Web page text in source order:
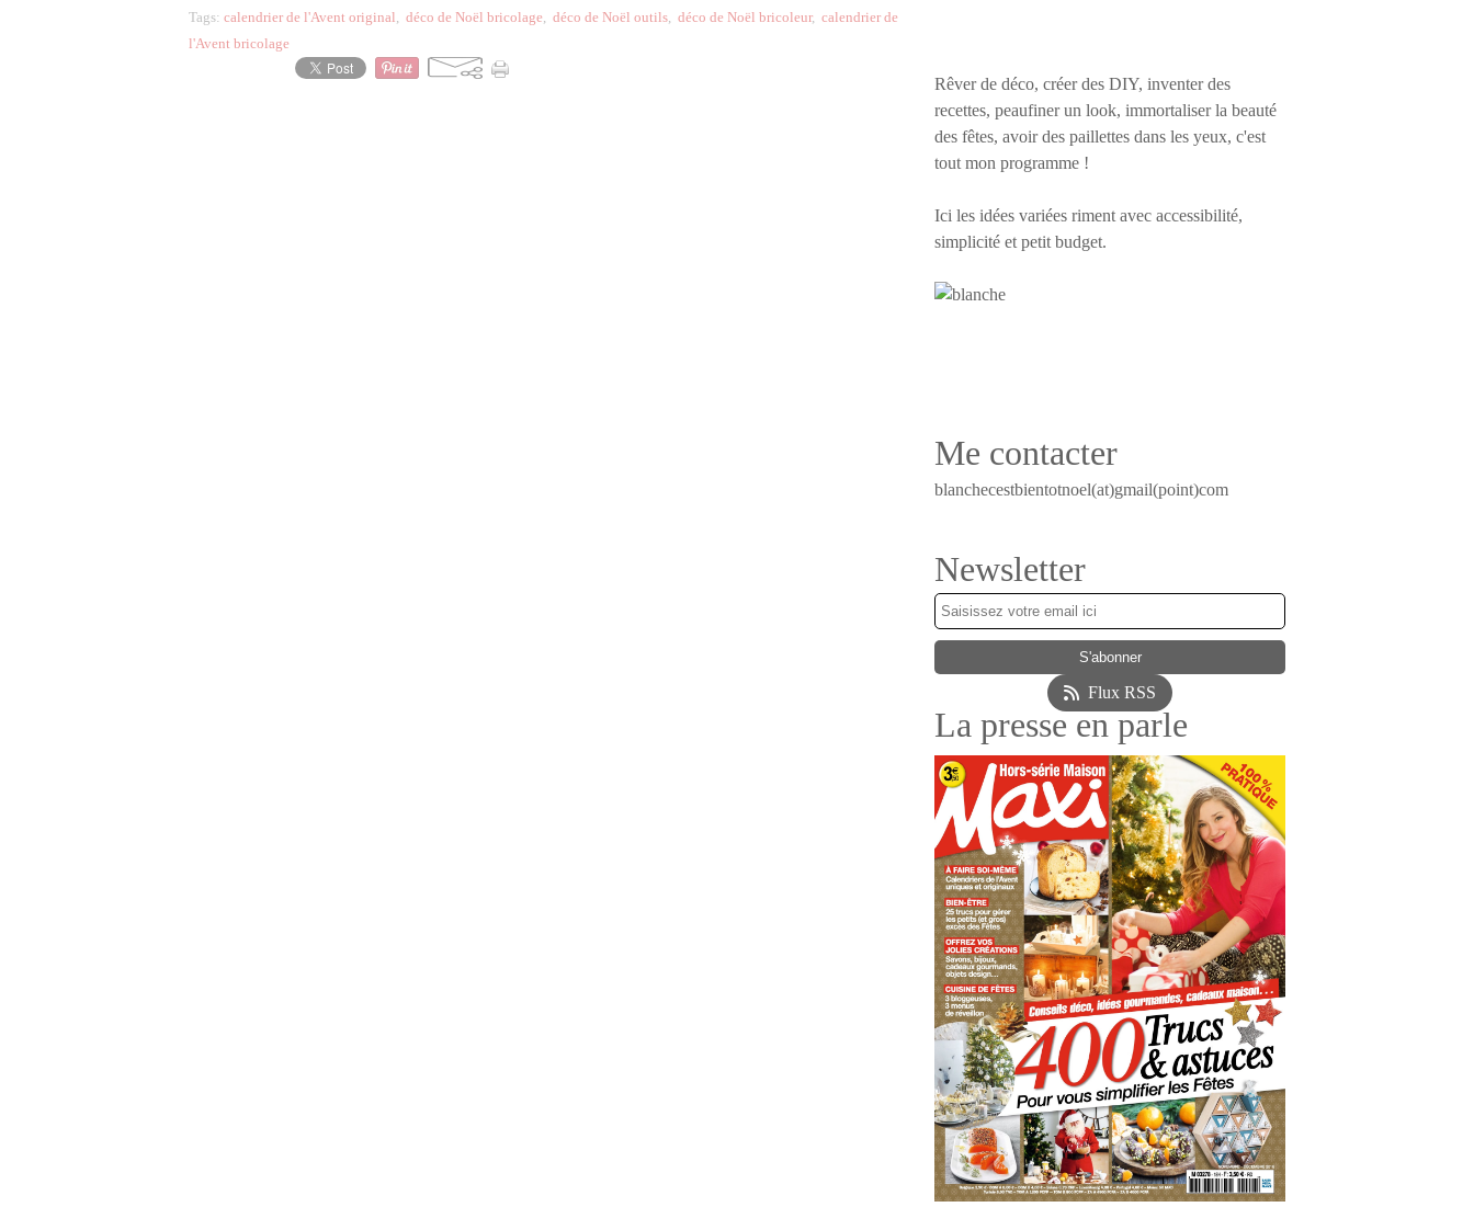
Tags: calendrier de l'Avent original, déco de Noël bricolage, déco de Noël outils, déco de Noël bricoleur, calendrier de
l'Avent bricolage
Rêver de déco, créer des DIY, inventer des
recettes, peaufiner un look, immortaliser la beauté
des fêtes, avoir des paillettes dans les yeux, c'est
tout mon programme !
Ici les idées variées riment avec accessibilité,
simplicité et petit budget.
Me contacter
blanchecestbientotnoel(at)gmail(point)com
Newsletter
Flux RSS
La presse en parle